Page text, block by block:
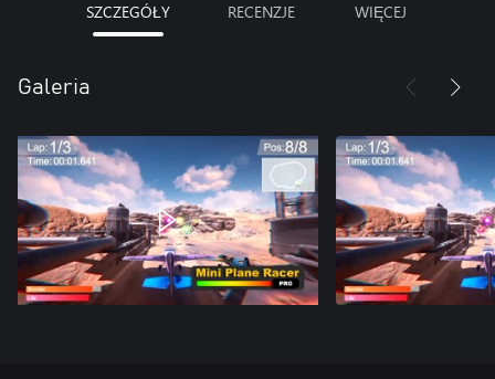
SZCZEGÓŁY RECENZJE WIĘCEJ
Galeria